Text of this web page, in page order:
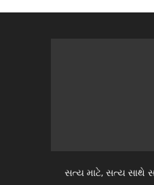
સત્ય માટે, સત્ય સાથે